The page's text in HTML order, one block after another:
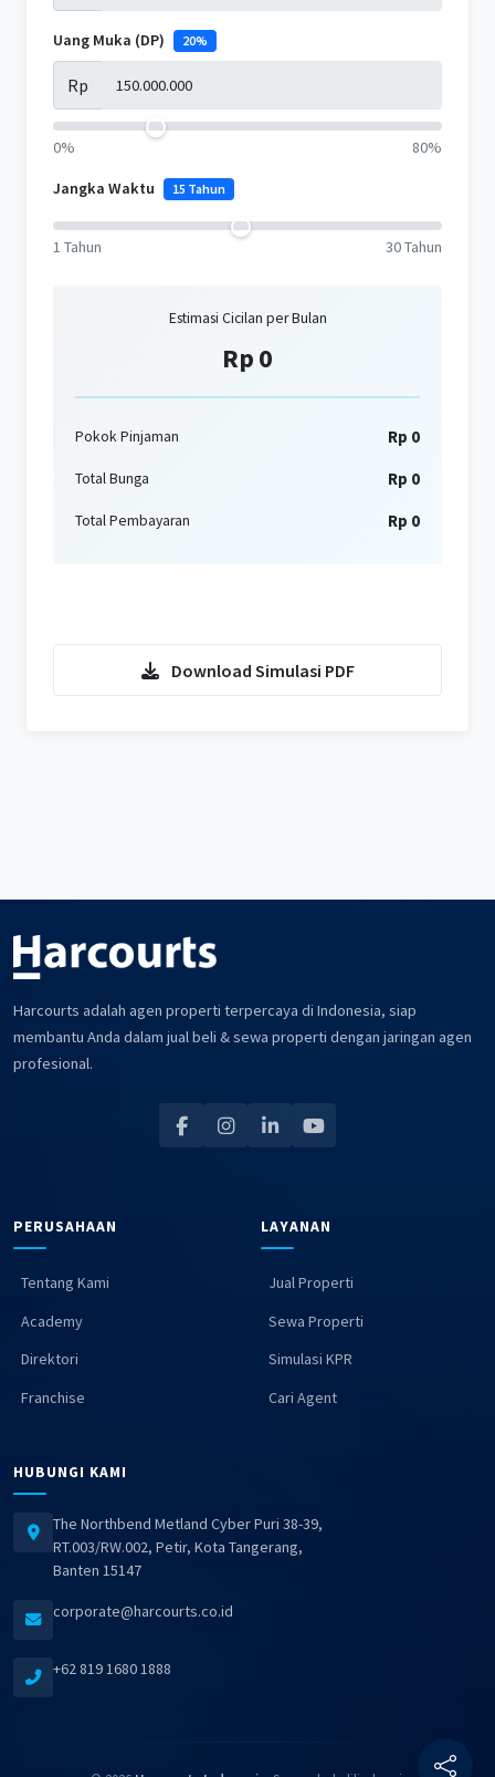
Uang Muka (DP) 20%
Rp
0% 80%
Jangka Waktu 15 Tahun
1 Tahun 30 Tahun
Estimasi Cicilan per Bulan
Rp 0
Pokok Pinjaman Rp 0
Total Bunga Rp 0
Total Pembayaran Rp 0
Download Simulasi PDF
Harcourts adalah agen properti terpercaya di Indonesia, siap
membantu Anda dalam jual beli & sewa properti dengan jaringan agen
profesional.
PERUSAHAAN
Tentang Kami
Academy
Direktori
Franchise
LAYANAN
Jual Properti
Sewa Properti
Simulasi KPR
Cari Agent
HUBUNGI KAMI
The Northbend Metland Cyber Puri 38-39,
RT.003/RW.002, Petir, Kota Tangerang,
Banten 15147
corporate@harcourts.co.id
+62 819 1680 1888